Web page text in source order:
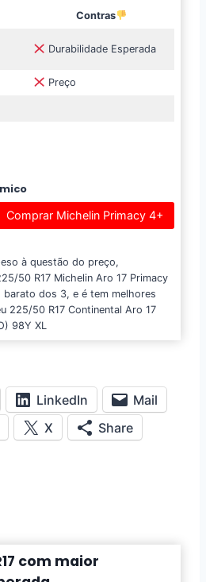
Contras
Durabilidade Esperada
Preço
Comprar Michelin Primacy 4+
à questão do preço,
50 R17 Michelin Aro 17 Primacy
barato dos 3, e é tem melhores
225/50 R17 Continental Aro 17
98Y XL
LinkedIn
Mail
X Share
com maior